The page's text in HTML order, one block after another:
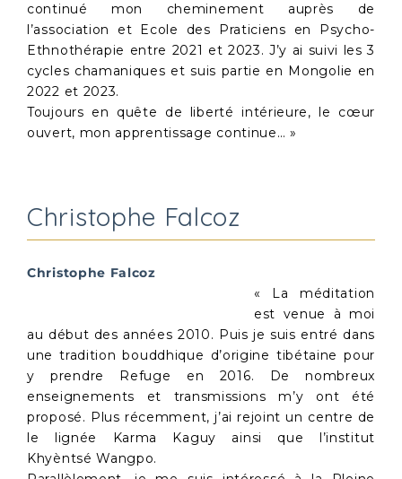
continué mon cheminement auprès de
l’association et Ecole des Praticiens en Psycho-
Ethnothérapie entre 2021 et 2023. J’y ai suivi les 3
cycles chamaniques et suis partie en Mongolie en
2022 et 2023.
Toujours en quête de liberté intérieure, le cœur
ouvert, mon apprentissage continue… »
Christophe Falcoz
Christophe Falcoz
« La méditation
est venue à moi
au début des années 2010. Puis je suis entré dans
une tradition bouddhique d’origine tibétaine pour
y prendre Refuge en 2016. De nombreux
enseignements et transmissions m’y ont été
proposé. Plus récemment, j’ai rejoint un centre de
le lignée Karma Kaguy ainsi que l’institut
Khyèntsé Wangpo.